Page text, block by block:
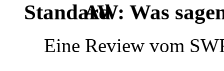
AW: Was
Eine Review vom